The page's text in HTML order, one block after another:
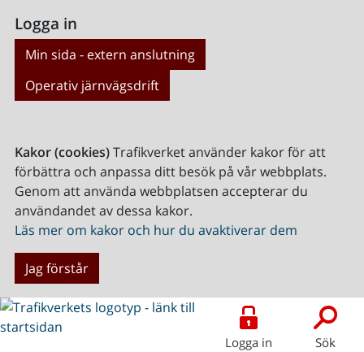
Logga in
Min sida - extern anslutning
Operativ järnvägsdrift
Kakor (cookies)Trafikverket använder kakor för att
förbättra och anpassa ditt besök på vår webbplats.
Genom att använda webbplatsen accepterar du
användandet av dessa kakor.
Läs mer om kakor och hur du avaktiverar dem
Jag förstår
Logga in Sök